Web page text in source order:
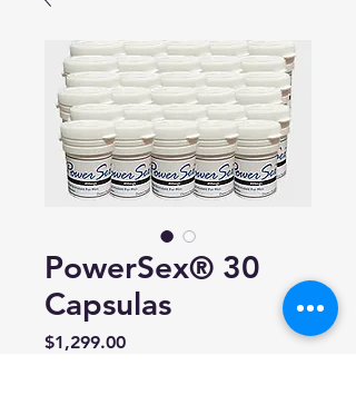
PowerSex® 30
Capsulas
$1,299.00Precio